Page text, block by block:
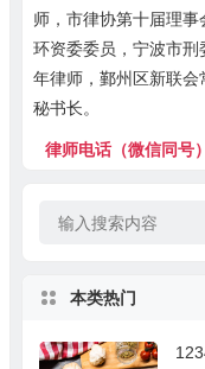
师，市律协第十届理
环资委委员，宁波市
年律师，鄞州区新联
秘书长。
律师电话（微信同号
本类热门